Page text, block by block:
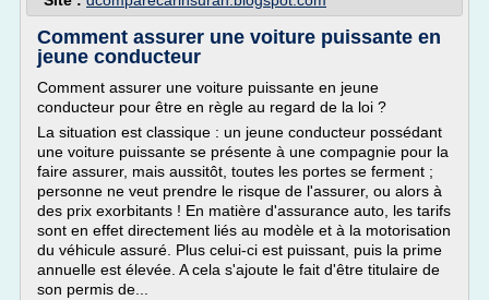
Comment assurer une voiture puissante en
jeune conducteur
Comment assurer une voiture puissante en jeune
conducteur pour être en règle au regard de la loi ?
La situation est classique : un jeune conducteur possédant
une voiture puissante se présente à une compagnie pour la
faire assurer, mais aussitôt, toutes les portes se ferment ;
personne ne veut prendre le risque de l'assurer, ou alors à
des prix exorbitants ! En matière d'assurance auto, les tarifs
sont en effet directement liés au modèle et à la motorisation
du véhicule assuré. Plus celui-ci est puissant, puis la prime
annuelle est élevée. A cela s'ajoute le fait d'être titulaire de
son permis de...